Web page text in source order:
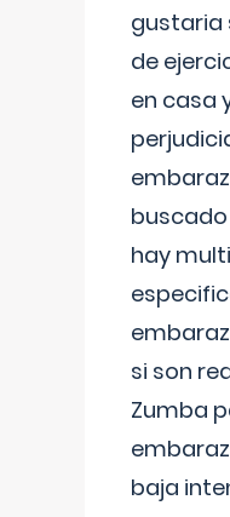
gustaria
de
en casa
hay
si son
Zumba
baja